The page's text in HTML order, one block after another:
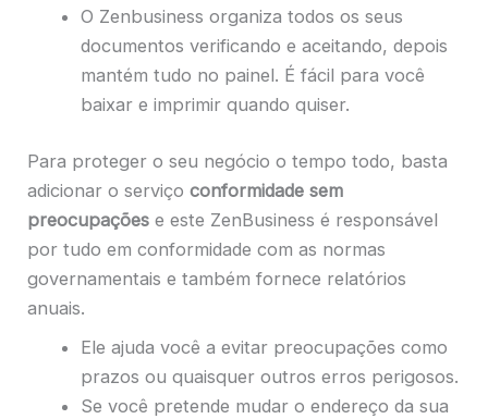
O Zenbusiness organiza todos os seus
documentos verificando e aceitando, depois
mantém tudo no painel. É fácil para você
baixar e imprimir quando quiser.
Para proteger o seu negócio o tempo todo, basta
adicionar o serviço conformidade sem
preocupações e este ZenBusiness é responsável
por tudo em conformidade com as normas
governamentais e também fornece relatórios
anuais.
Ele ajuda você a evitar preocupações como
prazos ou quaisquer outros erros perigosos.
Se você pretende mudar o endereço da sua